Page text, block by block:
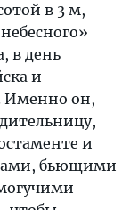
в 3 м,
в день
и
Именно он,
и
бьющими